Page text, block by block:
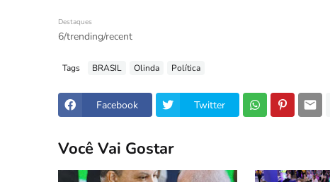
Destaques
6/trending/recent
Tags BRASIL Olinda Política
Facebook Twitter
Você Vai Gostar